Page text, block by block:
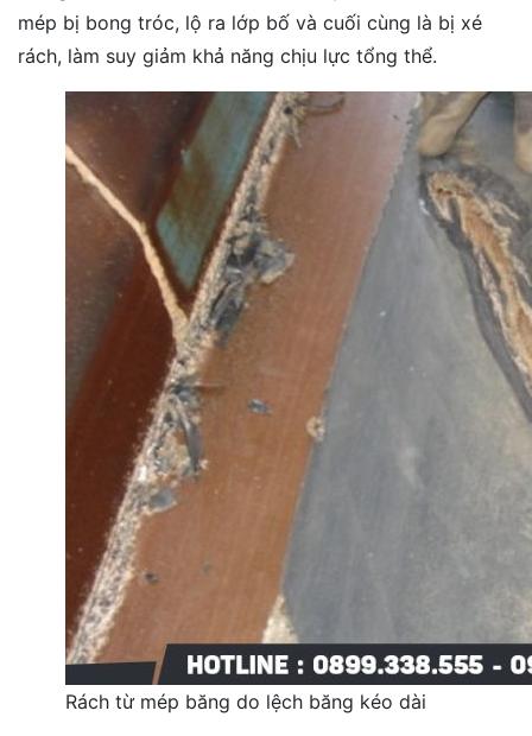
mép bị bong tróc, lộ ra lớp bố và cuối cùng là bị xé
rách, làm suy giảm khả năng chịu lực tổng thể.
Rách từ mép băng do lệch băng kéo dài